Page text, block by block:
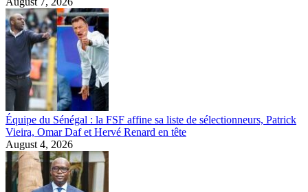
Équipe du Sénégal : la FSF affine sa liste de sélectionneurs, Patrick
Vieira, Omar Daf et Hervé Renard en tête
August 4, 2026